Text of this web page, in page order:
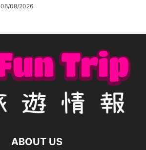
06/08/2026
ABOUT US